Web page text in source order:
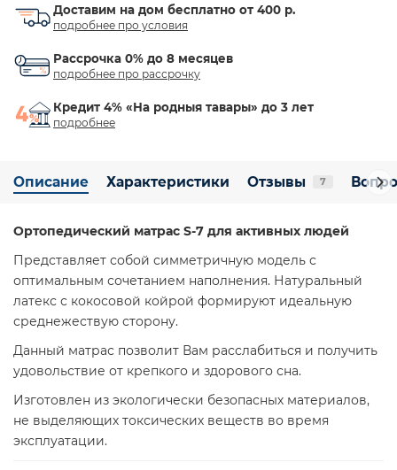
Доставим на дом бесплатно от 400 р.
подробнее про условия
Рассрочка 0% до 8 месяцев
подробнее про рассрочку
Кредит 4% «На родныя тавары» до 3 лет
подробнее
Описание Характеристики Отзывы 7
Ортопедический матрас S-7 для активных людей
Представляет собой симметричную модель с
оптимальным сочетанием наполнения. Натуральный
латекс с кокосовой койрой формируют идеальную
среднежествую сторону.
Данный матрас позволит Вам расслабиться и получить
удовольствие от крепкого и здорового сна.
Изготовлен из экологически безопасных материалов,
не выделяющих токсических веществ во время
эксплуатации.